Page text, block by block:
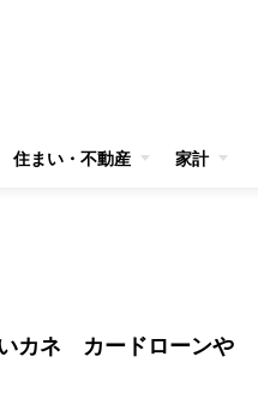
住まい・不動産 家計
カネ カードローンや